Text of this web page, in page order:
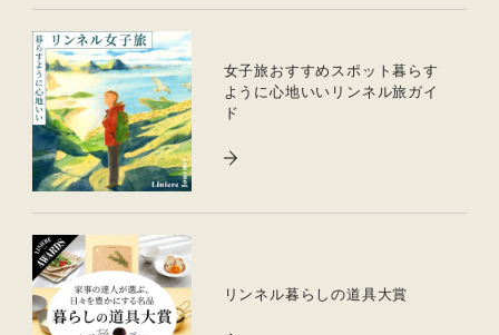
女子旅おすすめスポット暮らす
ように心地いいリンネル旅ガイ
ド
リンネル暮らしの道具大賞